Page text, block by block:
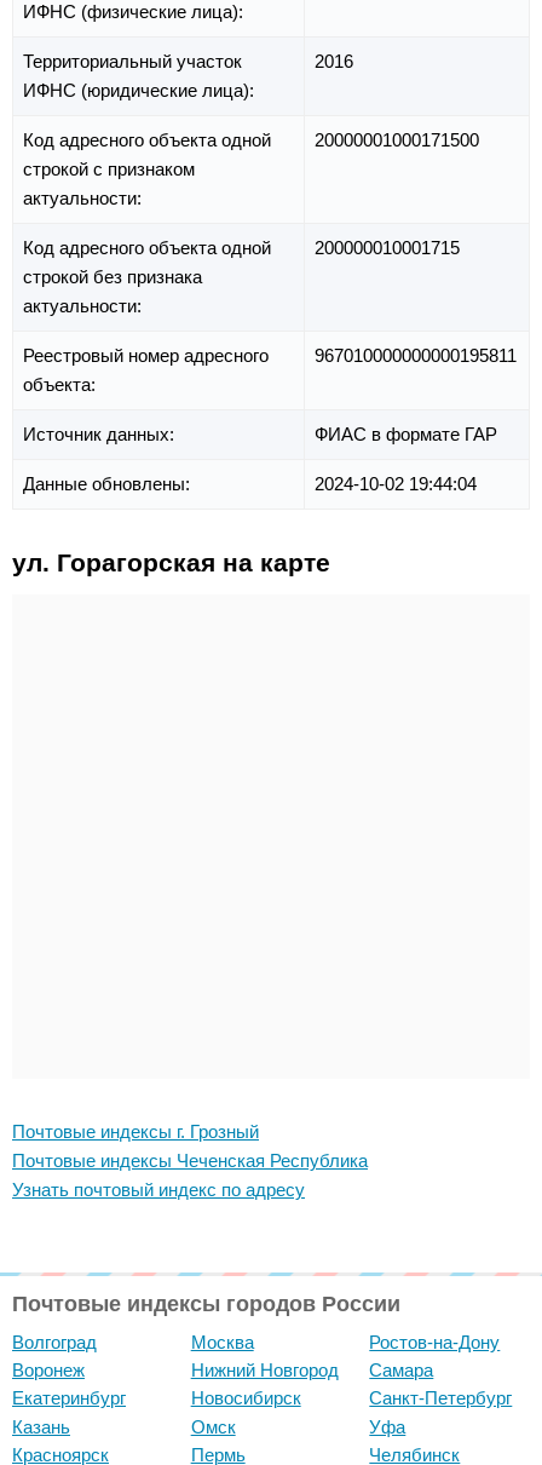
ИФНС (физические лица):
Территориальный участок
ИФНС (юридические лица):
2016
Код адресного объекта одной
строкой с признаком
актуальности:
20000001000171500
Код адресного объекта одной
строкой без признака
актуальности:
200000010001715
Реестровый номер адресного
объекта:
967010000000000195811
Источник данных: ФИАС в формате ГАР
Данные обновлены: 2024-10-02 19:44:04
ул. Горагорская на карте
Почтовые индексы г. Грозный
Почтовые индексы Чеченская Республика
Узнать почтовый индекс по адресу
Почтовые индексы городов России
Волгоград
Воронеж
Екатеринбург
Казань
Красноярск
Москва
Нижний Новгород
Новосибирск
Омск
Пермь
Ростов-на-Дону
Самара
Санкт-Петербург
Уфа
Челябинск